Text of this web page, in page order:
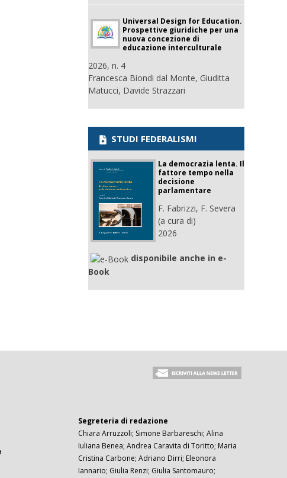
Universal Design for Education.
Prospettive giuridiche per una
nuova concezione di
educazione interculturale
2026, n. 4
Francesca Biondi dal Monte, Giuditta
Matucci, Davide Strazzari
STUDI FEDERALISMI
La democrazia lenta. Il
fattore tempo nella
decisione
parlamentare
F. Fabrizzi, F. Severa
(a cura di)
2026
disponibile anche in e-
Book
Segreteria di redazione
Chiara Arruzzoli; Simone Barbareschi; Alina
Iuliana Benea; Andrea Caravita di Toritto; Maria
Cristina Carbone; Adriano Dirri; Eleonora
Iannario; Giulia Renzi; Giulia Santomauro;